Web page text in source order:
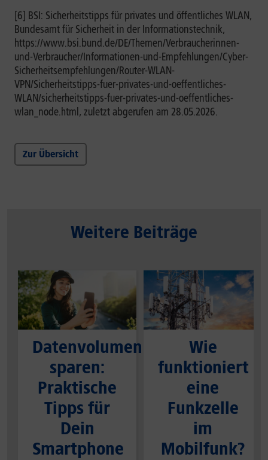
[6] BSI: Sicherheitstipps für privates und öffentliches WLAN,
Bundesamt für Sicherheit in der Informationstechnik,
https://www.bsi.bund.de/DE/Themen/Verbraucherinnen-
und-Verbraucher/Informationen-und-Empfehlungen/Cyber-
Sicherheitsempfehlungen/Router-WLAN-
VPN/Sicherheitstipps-fuer-privates-und-oeffentliches-
WLAN/sicherheitstipps-fuer-privates-und-oeffentliches-
wlan_node.html, zuletzt abgerufen am 28.05.2026.
Zur Übersicht
Weitere Beiträge
Datenvolumen
sparen:
Praktische
Tipps für
Dein
Smartphone
Wie
funktioniert
eine
Funkzelle
im
Mobilfunk?